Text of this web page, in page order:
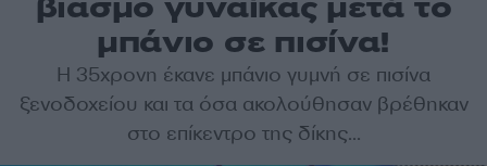
βιασμό γυναίκας μετά το
μπάνιο σε πισίνα!
Η 35χρονη έκανε μπάνιο γυμνή σε πισίνα
ξενοδοχείου και τα όσα ακολούθησαν βρέθηκαν
στο επίκεντρο της δίκης...